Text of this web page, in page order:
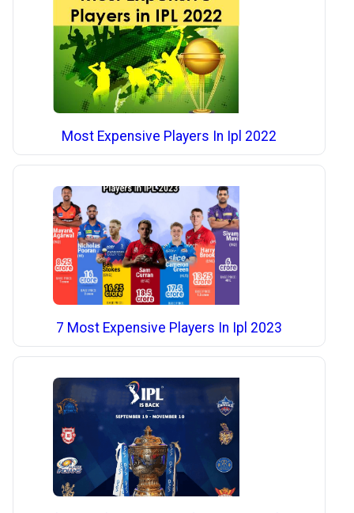
Most Expensive Players In Ipl 2022
7 Most Expensive Players In Ipl 2023